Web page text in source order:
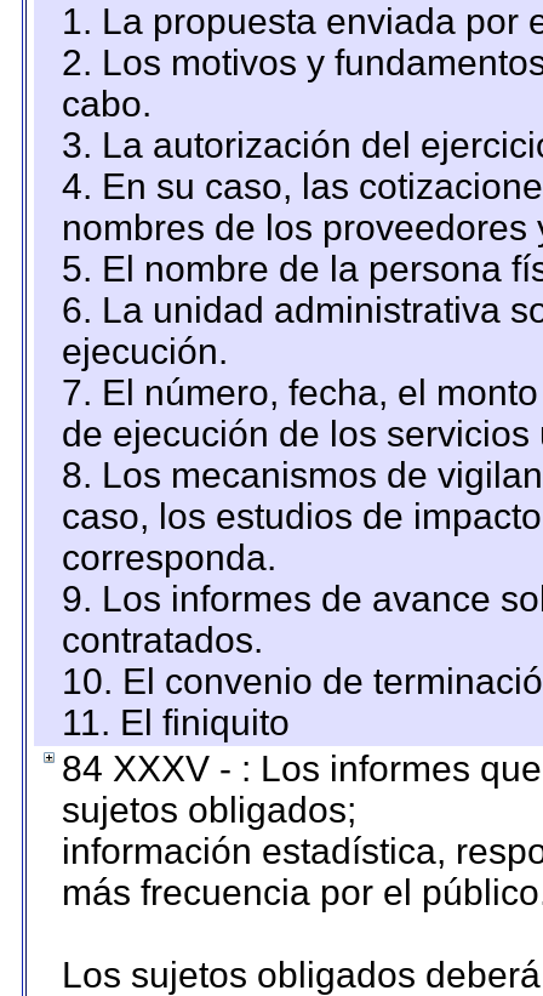
1. La propuesta enviada por
2. Los motivos y
cabo.
3. La autorización del
4. En su caso, las
nombres de los proveedores
5. El nombre de la persona
6. La unidad administrativa
ejecución.
7. El número, fecha, el
de ejecución de los servicios
8. Los mecanismos de
caso, los estudios de
corresponda.
9. Los informes de avance
contratados.
10. El convenio de
11. El finiquito
84 XXXV - : Los informes
sujetos obligados;
información estadística,
más frecuencia por el
Los sujetos obligados